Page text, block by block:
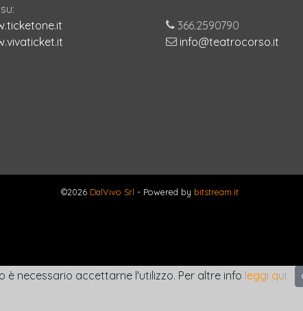
366.2590790
info@teatrocorso.it
©2026 DalVivo Srl - Powered by bitstream.it
è necessario accettarne l'utilizzo. Per altre info leggi qui